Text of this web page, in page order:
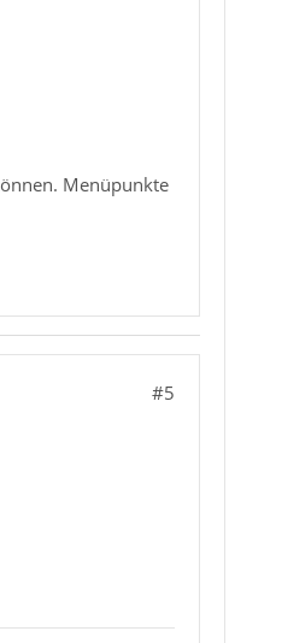
Menüpunkte
#5